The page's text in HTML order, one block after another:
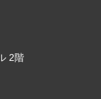
2階